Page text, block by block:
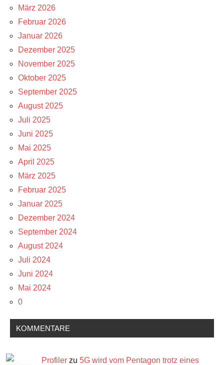
März 2026
Februar 2026
Januar 2026
Dezember 2025
November 2025
Oktober 2025
September 2025
August 2025
Juli 2025
Juni 2025
Mai 2025
April 2025
März 2025
Februar 2025
Januar 2025
Dezember 2024
September 2024
August 2024
Juli 2024
Juni 2024
Mai 2024
0
KOMMENTARE
Profiler zu 5G wird vom Pentagon trotz eines